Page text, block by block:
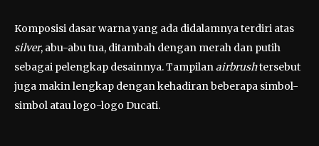
Komposisi dasar warna yang ada didalamnya terdiri atas
silver, abu-abu tua, ditambah dengan merah dan putih
sebagai pelengkap desainnya. Tampilanairbrushtersebut
juga makin lengkap dengan kehadiran beberapa simbol-
simbol atau logo-logo Ducati.